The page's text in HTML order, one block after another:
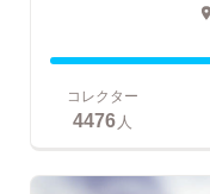
コレクター
4476人